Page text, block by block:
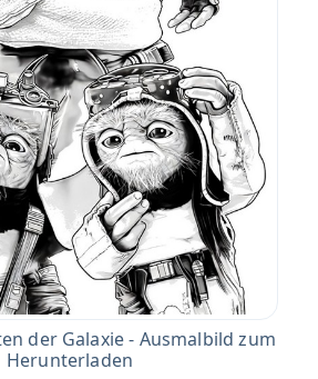
der Galaxie - Ausmalbild zum
Herunterladen